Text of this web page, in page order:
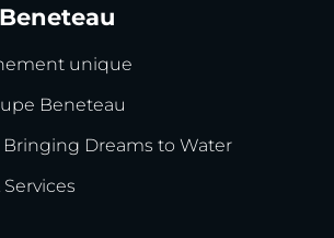
unique
Beneteau
Bringing Dreams to Water